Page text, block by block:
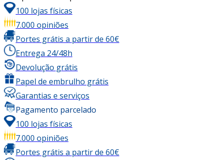
100 lojas físicas
7.000 opiniões
Portes grátis a partir de 60€
Entrega 24/48h
Devolução grátis
Papel de embrulho grátis
Garantias e serviços
Pagamento parcelado
100 lojas físicas
7.000 opiniões
Portes grátis a partir de 60€